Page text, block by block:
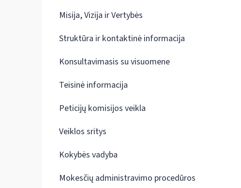
Misija, Vizija ir Vertybės
Struktūra ir kontaktinė informacija
Konsultavimasis su visuomene
Teisinė informacija
Peticijų komisijos veikla
Veiklos sritys
Kokybės vadyba
Mokesčių administravimo procedūros